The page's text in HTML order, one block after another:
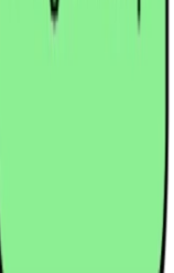
khi xuất sơ đồ
đồ và quy
đầu ra cụ thể, để
mình cần.